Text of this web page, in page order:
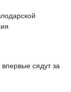
сядут за